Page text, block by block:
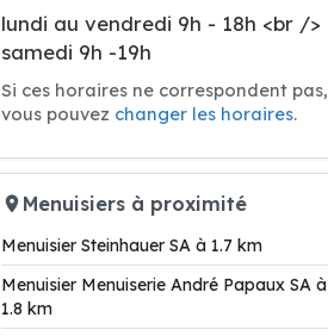
lundi au vendredi 9h - 18h <br />
samedi 9h -19h
Si ces horaires ne correspondent pas,
vous pouvez changer les horaires.
Menuisiers à proximité
Menuisier Steinhauer SA à 1.7 km
Menuisier Menuiserie André Papaux SA à
1.8 km